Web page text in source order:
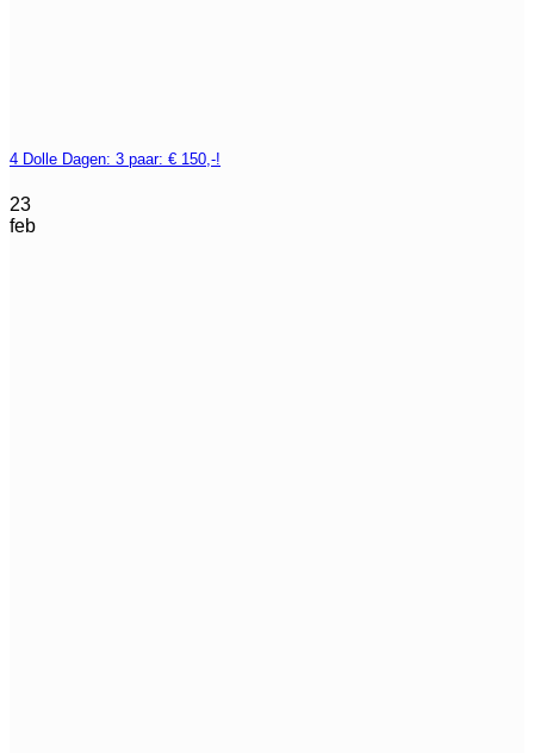
4 Dolle Dagen: 3 paar: € 150,-!
23
feb